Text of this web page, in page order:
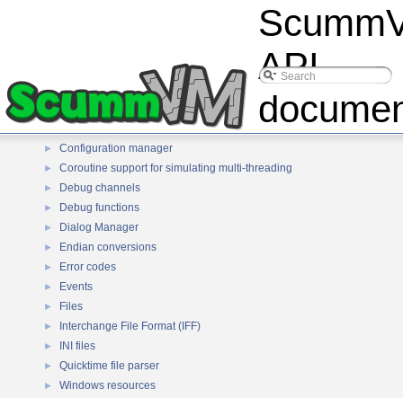
API
► StuffIt decompressor
► ARJ decompressor
► Configuration manager
► Coroutine support for simulating multi-threading
► Debug channels
► Debug functions
► Dialog Manager
► Endian conversions
► Error codes
► Events
► Files
► Interchange File Format (IFF)
► INI files
► Quicktime file parser
► Windows resources